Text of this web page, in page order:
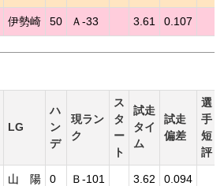
伊勢崎 50 Ａ-33 3.61 0.107
LG
ハ
ン
デ
現ラン
ク
ス
タ
ー
ト
試走
タイ
ム
試走
偏差
選
手
短
評
山 陽 0 Ｂ-101 3.62 0.094